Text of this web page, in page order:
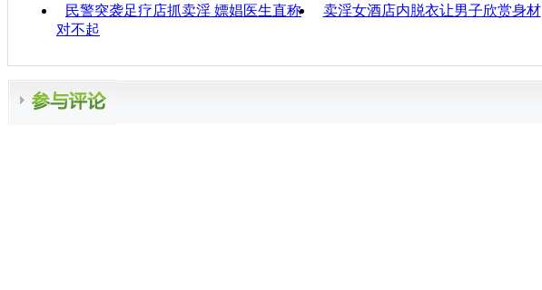
民警突袭足疗店抓卖淫 嫖娼医生直称
对不起
卖淫女酒店内脱衣让男子欣赏身材